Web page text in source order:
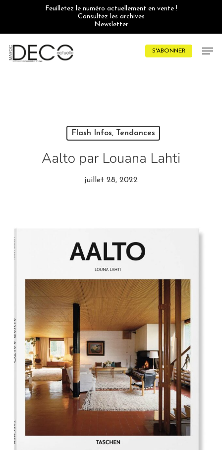
Feuilletez le numéro actuellement en vente !
Consultez les archives
Newsletter
S'ABONNER
Flash Infos, Tendances
Aalto par Louana Lahti
juillet 28, 2022